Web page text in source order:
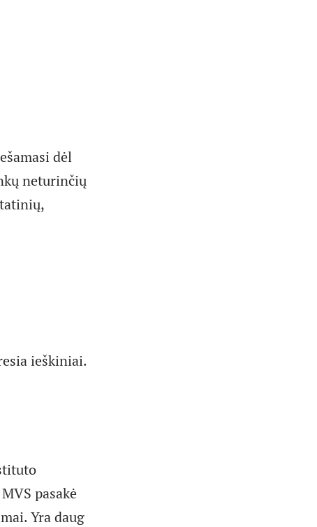
dėl
neturinčių
ieškiniai.
pasakė
Yra daug